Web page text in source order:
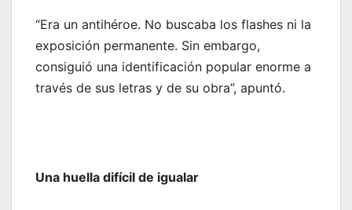
“Era un antihéroe. No buscaba los flashes ni la
exposición permanente. Sin embargo,
consiguió una identificación popular enorme a
través de sus letras y de su obra”, apuntó.
Una huella difícil de igualar